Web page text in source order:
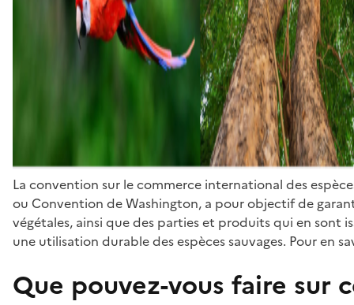
La convention sur le commerce international des
ou Convention de Washington, a pour objectif de
végétales, ainsi que des parties et produits qui en sont
une utilisation durable des espèces sauvages. Pour en
Que pouvez-vous faire sur